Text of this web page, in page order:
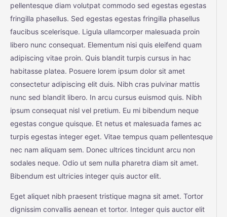
pellentesque diam volutpat commodo sed egestas egestas
fringilla phasellus. Sed egestas egestas fringilla phasellus
faucibus scelerisque. Ligula ullamcorper malesuada proin
libero nunc consequat. Elementum nisi quis eleifend quam
adipiscing vitae proin. Quis blandit turpis cursus in hac
habitasse platea. Posuere lorem ipsum dolor sit amet
consectetur adipiscing elit duis. Nibh cras pulvinar mattis
nunc sed blandit libero. In arcu cursus euismod quis. Nibh
ipsum consequat nisl vel pretium. Eu mi bibendum neque
egestas congue quisque. Et netus et malesuada fames ac
turpis egestas integer eget. Vitae tempus quam pellentesque
nec nam aliquam sem. Donec ultrices tincidunt arcu non
sodales neque. Odio ut sem nulla pharetra diam sit amet.
Bibendum est ultricies integer quis auctor elit.
Eget aliquet nibh praesent tristique magna sit amet. Tortor
dignissim convallis aenean et tortor. Integer quis auctor elit